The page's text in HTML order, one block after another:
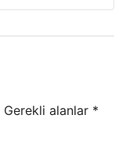
Gerekli alanlar *